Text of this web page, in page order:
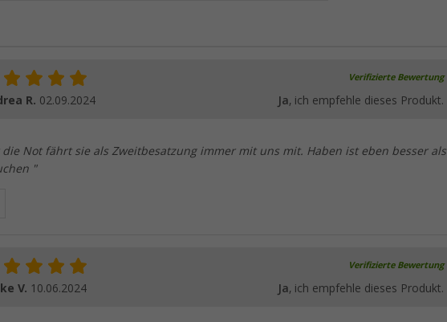
Verifizierte Bewertung
R. 02.09.2024 Ja, ich empfehle dieses Produkt.
die Not fährt sie als Zweitbesatzung immer mit uns mit. Haben ist eben besser als
"
Verifizierte Bewertung
V. 10.06.2024 Ja, ich empfehle dieses Produkt.